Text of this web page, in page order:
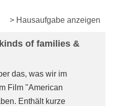
> Hausaufgabe anzeigen
of families &
das, was wir im
Film "American
Enthält kurze